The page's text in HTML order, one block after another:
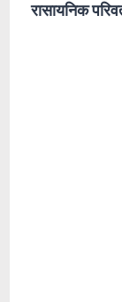
रासायनिक